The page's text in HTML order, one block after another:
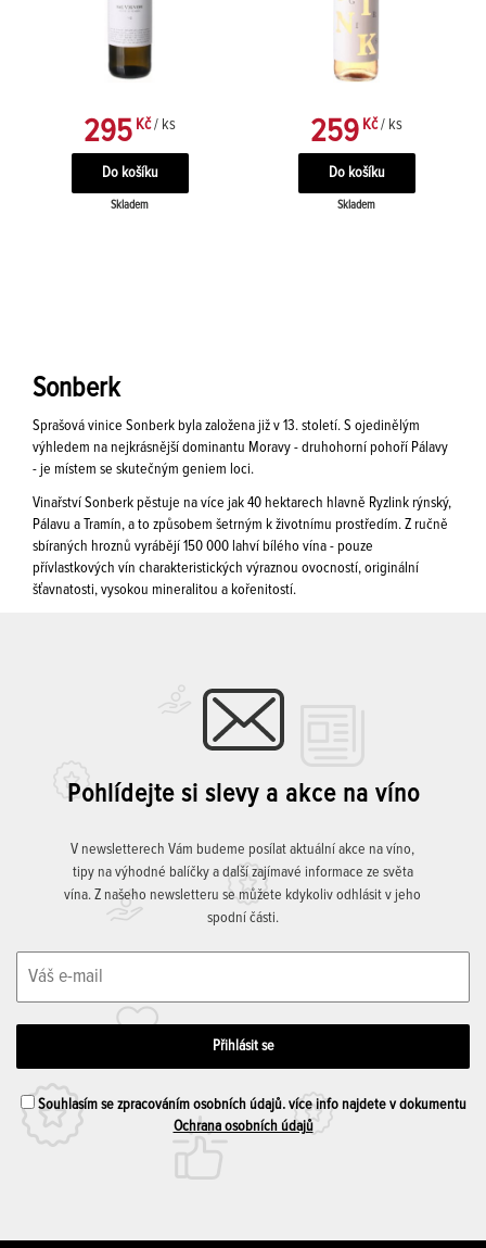
295 Kč / ks
Skladem
259 Kč / ks
Skladem
Sonberk
Sprašová vinice Sonberk byla založena již v 13. století. S ojedinělým
výhledem na nejkrásnější dominantu Moravy - druhohorní pohoří Pálavy
- je místem se skutečným geniem loci.
Vinařství Sonberk pěstuje na více jak 40 hektarech hlavně Ryzlink rýnský,
Pálavu a Tramín, a to způsobem šetrným k životnímu prostředím. Z ručně
sbíraných hroznů vyrábějí 150 000 lahví bílého vína - pouze
přívlastkových vín charakteristických výraznou ovocností, originální
šťavnatosti, vysokou mineralitou a kořenitostí.
Pohlídejte si slevy a akce na víno
V newsletterech Vám budeme posílat aktuální akce na víno,
tipy na výhodné balíčky a další zajímavé informace ze světa
vína. Z našeho newsletteru se můžete kdykoliv odhlásit v jeho
spodní části.
Souhlasím se zpracováním osobních údajů. více info najdete v dokumentu
Ochrana osobních údajů